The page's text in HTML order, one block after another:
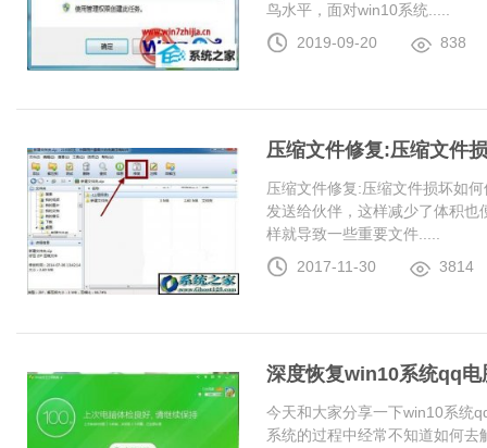
鸟水平，面对win10系统.....
2019-09-20
838
压缩文件修复:压缩文件
压缩文件修复:压缩文件损坏如
发送给伙伴，这样减少了体积
样就导致一些重要文件.....
2017-11-30
3814
深度恢复win10系统qq
今天和大家分享一下win10系统
系统的过程中经常不知道如何